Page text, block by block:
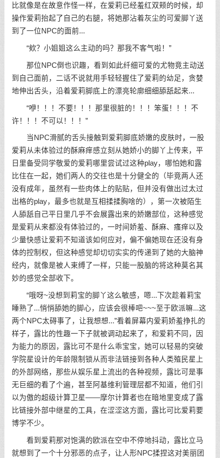
比就像是在故意作怪一样，在爱莉已经羞红双颊的时候，却
操作爱莉抬起了自己的右腿，将她那沾着灰尘的可爱脚丫送
到了一位NPC的面前...
“欸？小姐姐这么主动的吗？那我不客气啦！”
那位NPC倒也识趣，看到如此纤细可爱的尤物竟主动送
到自己面前，二话不说就用手轻轻握住了爱莉的幼足，贪婪
地伸出舌头，沿着爱莉脚底上的漂亮轮廓细细舔舐起来...
“咿！！！不要！！！那里很脏的！！！笨蛋！！！不
许！！！不可以！！！”
当NPC滑腻的舌头接触到爱莉脚底娇嫩的皮肤时，一股
爱莉从未体验过的酥麻痒感立刻从她娇小的脚丫上传来，平
日里备受同学敬爱的爱莉哪里尝试过这种play，哪怕她和露
比住在一起，她们两人的交往也是十分健全的（毕竟两人还
没有成年，虽然有一些肉体上的贴贴，但并没有做出过太过
出格的play，最多也就是互相揉揉胸啥的），第一次被陌生
人舔舐自己平日里几乎不会展露出来的娇嫩部位，这种感觉
是爱莉从来都没有体验过的，一时间娇羞、酥麻、瘙痒以及
少量快感让爱莉不知道该如何应对，偏不偏她现在还没有身
体的控制权，但这种感觉却切切实实的传递到了她的大脑神
经内，就像是被人束缚了一样，只能一股脑的将这种莫名其
妙的感觉全部收下。
“哦呀~没想到莉宝的脚丫这么敏感，嗯...下次趁着莉宝
睡熟了...悄悄舔她的脚心，应该会很棒吧~~~至于欧派嘛...这
两个NPC太碍事了，让我想想...”看着屏幕内爱莉娇羞挣扎的
样子，露比的性趣一下子就被调动起来了，和爱莉不同，因
为能力的原因，露比可不是什么乖宝宝，她可以轻易的突破
学院星设计的年龄限制锁从而非法链接到各种人类殖民星上
的外部网络，那些从娱乐星上流出的各种视频，露比可是事
无巨细的看了个遍，甚至阿基维利管理层都不知道，他们引
以为傲的超级计算卫星——摩尔计算者也在暗地里变成了露
比链接外部中继星的工具，在涩涩这方面，露比可比爱莉要
博学不少。
看到爱莉那对饱满的欧派在空中不停地抖动，露比立马
就想到了一个十分邪恶的点子，让人形NPC揉捏这对美丽团